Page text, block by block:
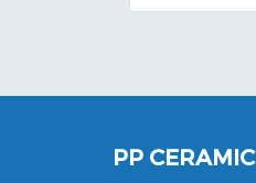
PP CERAMIC